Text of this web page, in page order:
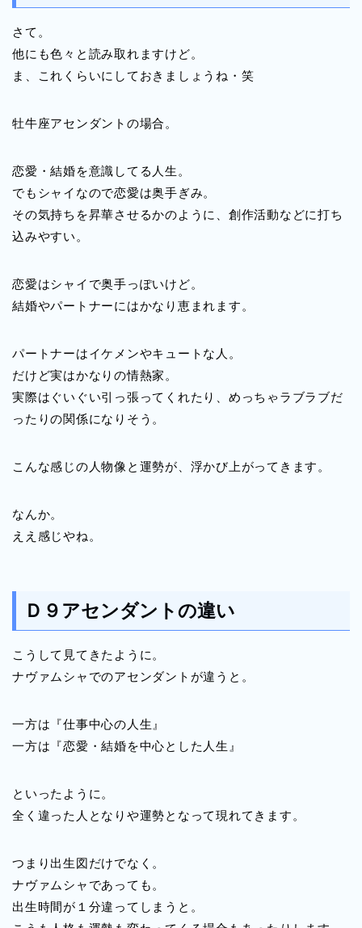
さて。
他にも色々と読み取れますけど。
ま、これくらいにしておきましょうね・笑
牡牛座アセンダントの場合。
恋愛・結婚を意識してる人生。
でもシャイなので恋愛は奥手ぎみ。
その気持ちを昇華させるかのように、創作活動などに打ち
込みやすい。
恋愛はシャイで奥手っぽいけど。
結婚やパートナーにはかなり恵まれます。
パートナーはイケメンやキュートな人。
だけど実はかなりの情熱家。
実際はぐいぐい引っ張ってくれたり、めっちゃラブラブだ
ったりの関係になりそう。
こんな感じの人物像と運勢が、浮かび上がってきます。
なんか。
ええ感じやね。
Ｄ９アセンダントの違い
こうして見てきたように。
ナヴァムシャでのアセンダントが違うと。
一方は『仕事中心の人生』
一方は『恋愛・結婚を中心とした人生』
といったように。
全く違った人となりや運勢となって現れてきます。
つまり出生図だけでなく。
ナヴァムシャであっても。
出生時間が１分違ってしまうと。